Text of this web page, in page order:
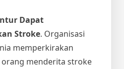
Dapat
Stroke. Organisasi
memperkirakan
orang menderita stroke